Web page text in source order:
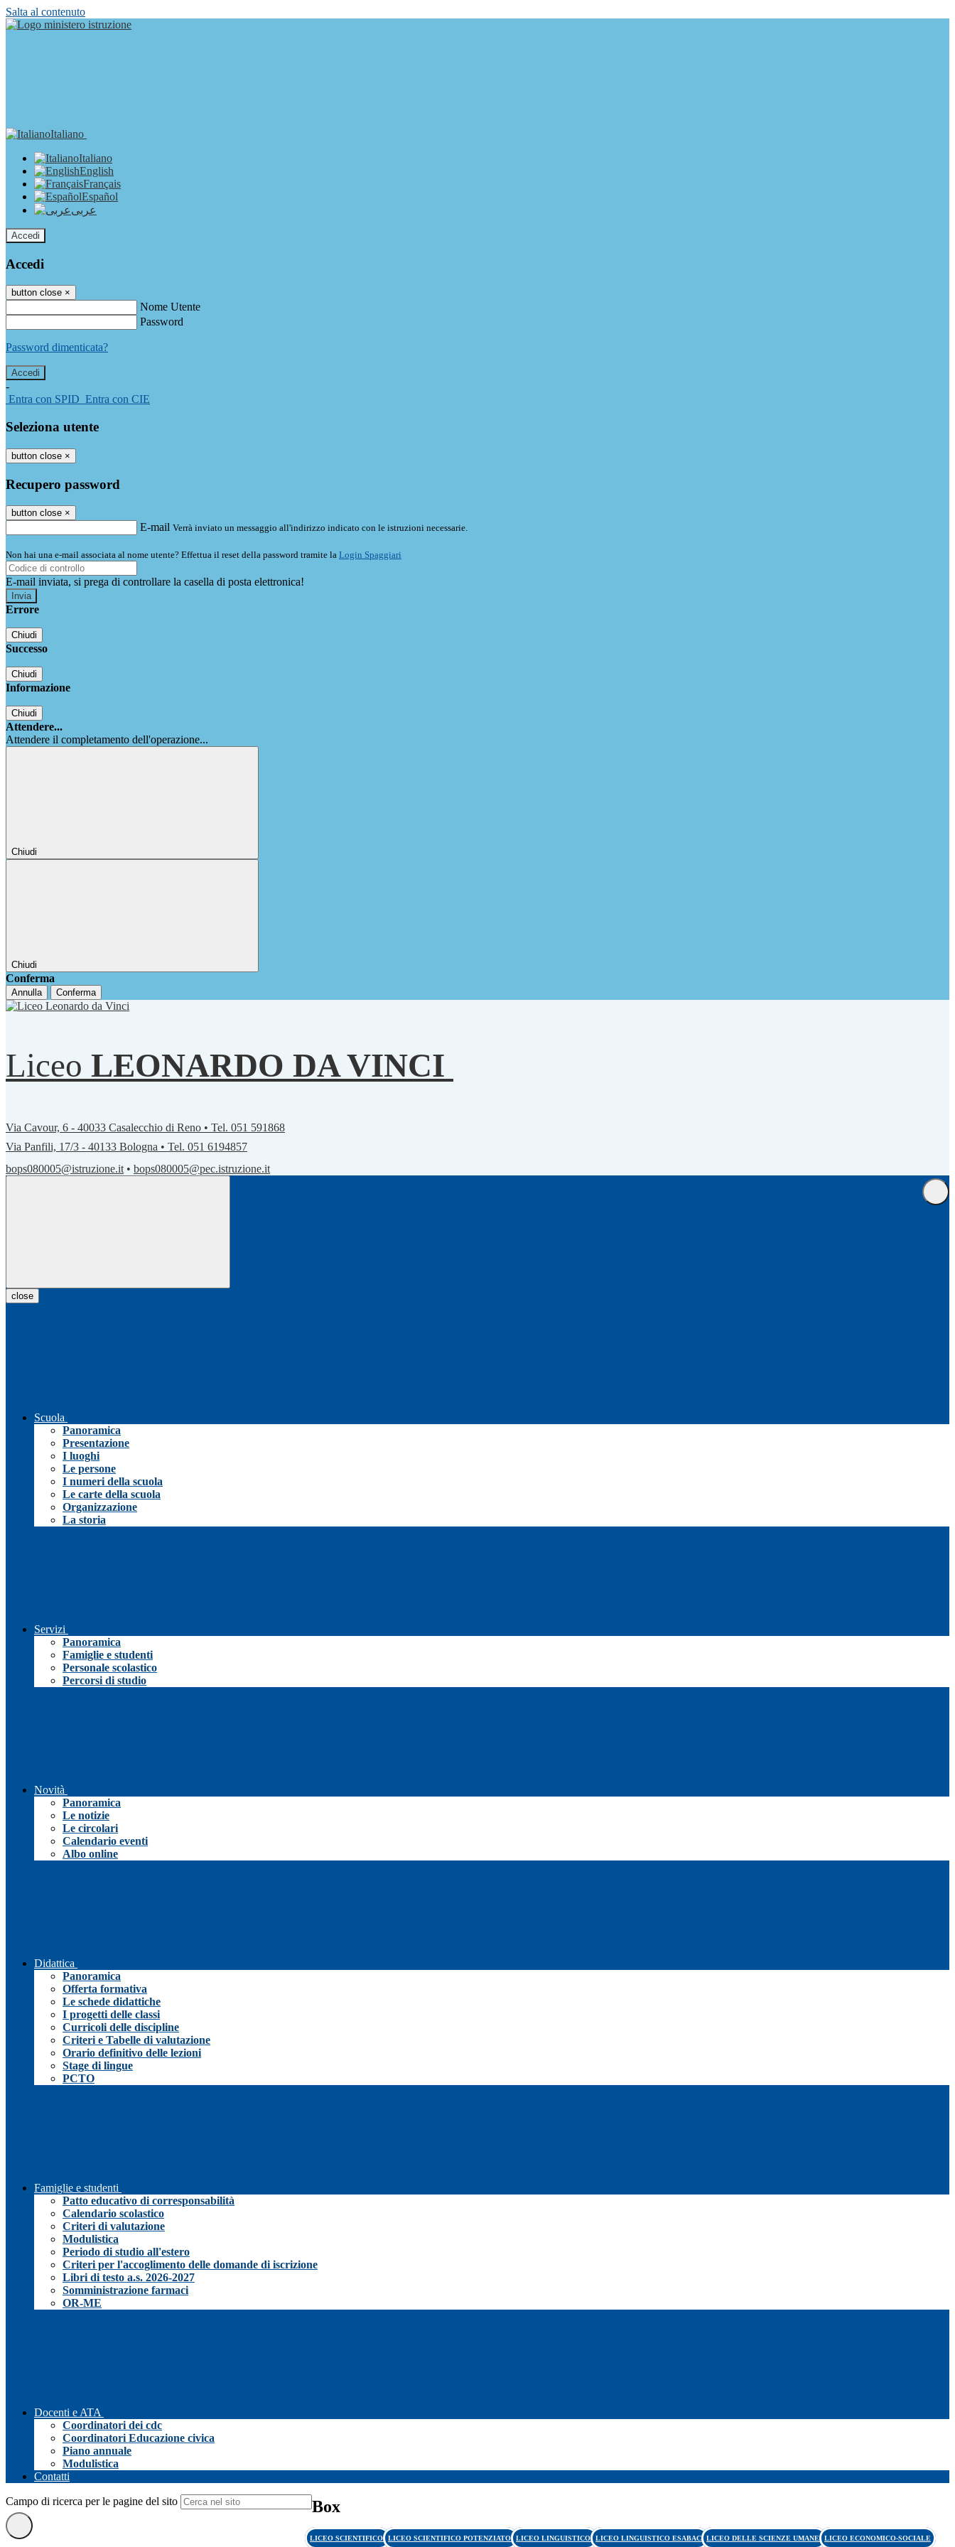
Salta al contenuto
Italiano
Italiano
English
Français
Español
عربى
Accedi
Accedi
button close ×
Nome Utente
Password
Password dimenticata?
-
Entra con SPID Entra con CIE
Seleziona utente
button close ×
Recupero password
button close ×
E-mail Verrà inviato un messaggio all'indirizzo indicato con le istruzioni necessarie.
Non hai una e-mail associata al nome utente? Effettua il reset della password tramite la Login Spaggiari
E-mail inviata, si prega di controllare la casella di posta elettronica!
Errore
Chiudi
Successo
Chiudi
Informazione
Chiudi
Attendere...
Attendere il completamento dell'operazione...
Chiudi
Chiudi
Conferma
Annulla Conferma
Liceo LEONARDO DA VINCI
Via Cavour, 6 - 40033 Casalecchio di Reno • Tel. 051 591868
Via Panfili, 17/3 - 40133 Bologna • Tel. 051 6194857
bops080005@istruzione.it • bops080005@pec.istruzione.it
close
Scuola
Panoramica
Presentazione
I luoghi
Le persone
I numeri della scuola
Le carte della scuola
Organizzazione
La storia
Servizi
Panoramica
Famiglie e studenti
Personale scolastico
Percorsi di studio
Novità
Panoramica
Le notizie
Le circolari
Calendario eventi
Albo online
Didattica
Panoramica
Offerta formativa
Le schede didattiche
I progetti delle classi
Curricoli delle discipline
Criteri e Tabelle di valutazione
Orario definitivo delle lezioni
Stage di lingue
PCTO
Famiglie e studenti
Patto educativo di corresponsabilità
Calendario scolastico
Criteri di valutazione
Modulistica
Periodo di studio all'estero
Criteri per l'accoglimento delle domande di iscrizione
Libri di testo a.s. 2026-2027
Somministrazione farmaci
OR-ME
Docenti e ATA
Coordinatori dei cdc
Coordinatori Educazione civica
Piano annuale
Modulistica
Contatti
Campo di ricerca per le pagine del sito Box
LICEO SCIENTIFICO LICEO SCIENTIFICO POTENZIATO LICEO LINGUISTICO LICEO LINGUISTICO ESABAC LICEO DELLE SCIENZE UMANE LICEO ECONOMICO-SOCIALE